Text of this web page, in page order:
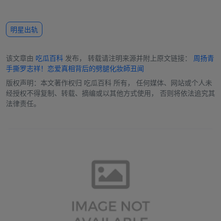
明星出轨
该文章由 吃瓜百科 发布， 转载请注明来源并附上原文链接： 周扬青
手撕罗志祥！恋爱真相背后的劈腿化妝師丑闻
版权声明：本文著作权归 吃瓜百科 所有， 任何媒体、网站或个人未
经授权不得复制、转载、摘编或以其他方式使用， 否则将依法追究其
法律责任。